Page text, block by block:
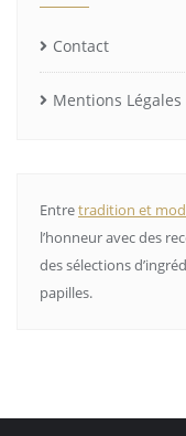
Contact
Mentions Légales
Entretradition et
l’honneur avec des
des sélections
papilles.